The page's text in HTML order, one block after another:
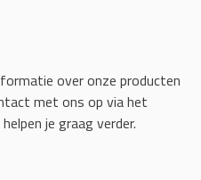
over onze producten
met ons op via het
je graag verder.